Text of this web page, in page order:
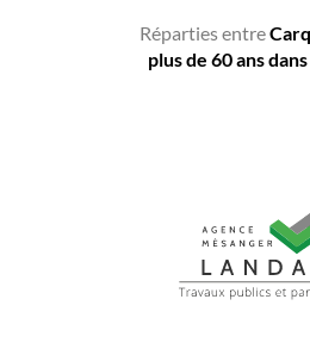
Réparties entre
plus de 60 ans